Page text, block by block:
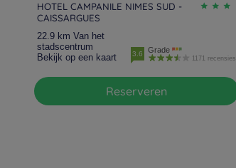
HOTEL CAMPANILE NIMES SUD -
CAISSARGUES
22.9 km Van het
stadscentrum
Bekijk op een kaart
3.6 Grade
1171 recensies
Reserveren